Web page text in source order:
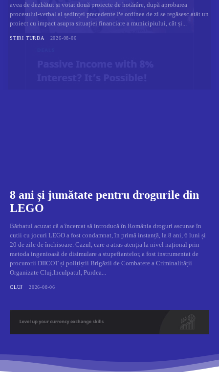
avea de dezbătut și votat două proiecte de hotărâre, după aprobarea
procesului-verbal al ședinței precedente.Pe ordinea de zi se regăsesc atât un
proiect cu impact asupra situației financiare a municipiului, cât și...
ȘTIRI TURDA 2026-08-06
8 ani și jumătate pentru drogurile din
LEGO
Bărbatul acuzat că a încercat să introducă în România droguri ascunse în
cutii cu jocuri LEGO a fost condamnat, în primă instanță, la 8 ani, 6 luni și
20 de zile de închisoare. Cazul, care a atras atenția la nivel național prin
metoda ingenioasă de disimulare a stupefiantelor, a fost instrumentat de
procurorii DIICOT și polițiștii Brigăzii de Combatere a Criminalității
Organizate Cluj.Inculpatul, Purdea...
CLUJ 2026-08-06